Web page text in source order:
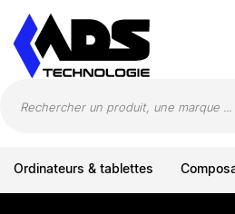
Ordinateurs & tablettes